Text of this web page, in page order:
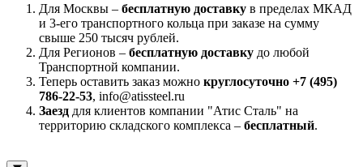
Для Москвы – бесплатную доставку в пределах МКАД
и 3-его транспортного кольца при заказе на сумму
свыше 250 тысяч рублей.
Для Регионов – бесплатную доставку до любой
Транспортной компании.
Теперь оставить заказ можно круглосуточно +7 (495)
786-22-53, info@atissteel.ru
Заезд для клиентов компании "Атис Сталь" на
территорию складского комплекса – бесплатный.